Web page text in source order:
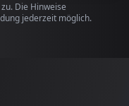
Die Hinweise
jederzeit möglich.